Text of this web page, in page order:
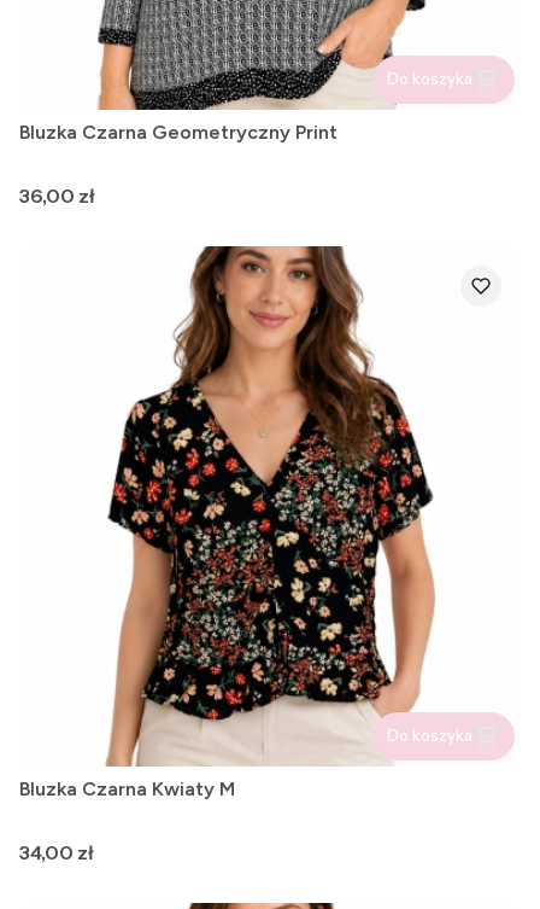
Do koszyka
Bluzka Czarna Geometryczny Print
Cena
36,00 zł
Do koszyka
Bluzka Czarna Kwiaty M
Cena
34,00 zł